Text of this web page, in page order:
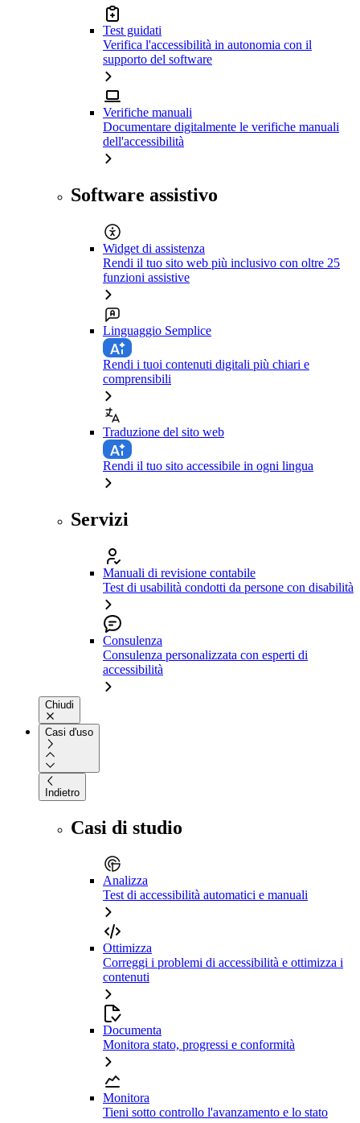
Test guidati
Verifica l'accessibilità in autonomia con il
supporto del software
Verifiche manuali
Documentare digitalmente le verifiche manuali
dell'accessibilità
Software assistivo
Widget di assistenza
Rendi il tuo sito web più inclusivo con oltre 25
funzioni assistive
Linguaggio Semplice
Rendi i tuoi contenuti digitali più chiari e
comprensibili
Traduzione del sito web
Rendi il tuo sito accessibile in ogni lingua
Servizi
Manuali di revisione contabile
Test di usabilità condotti da persone con disabilità
Consulenza
Consulenza personalizzata con esperti di
accessibilità
Chiudi
Casi d'uso
Indietro
Casi di studio
Analizza
Test di accessibilità automatici e manuali
Ottimizza
Correggi i problemi di accessibilità e ottimizza i
contenuti
Documenta
Monitora stato, progressi e conformità
Monitora
Tieni sotto controllo l'avanzamento e lo stato